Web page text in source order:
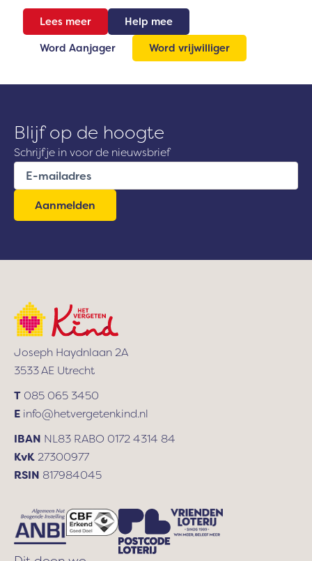
Lees meer
Help mee
Word Aanjager
Word vrijwilliger
Blijf op de hoogte
Schrijf je in voor de nieuwsbrief
E
m
i
Joseph Haydnlaan 2A
3533 AE Utrecht
T 085 065 3450
E info@hetvergetenkind.nl
IBAN NL83 RABO 0172 4314 84
KvK 27300977
RSIN 817984045